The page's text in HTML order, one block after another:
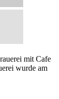
mit Cafe
wurde am